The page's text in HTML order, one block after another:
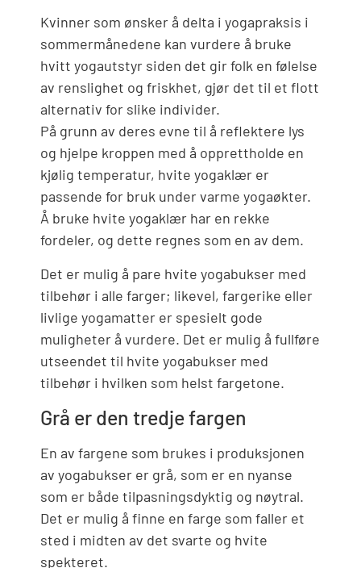
Kvinner som ønsker å delta i yogapraksis i
sommermånedene kan vurdere å bruke
hvitt yogautstyr siden det gir folk en følelse
av renslighet og friskhet, gjør det til et flott
alternativ for slike individer.
På grunn av deres evne til å reflektere lys
og hjelpe kroppen med å opprettholde en
kjølig temperatur, hvite yogaklær er
passende for bruk under varme yogaøkter.
Å bruke hvite yogaklær har en rekke
fordeler, og dette regnes som en av dem.
Det er mulig å pare hvite yogabukser med
tilbehør i alle farger; likevel, fargerike eller
livlige yogamatter er spesielt gode
muligheter å vurdere. Det er mulig å fullføre
utseendet til hvite yogabukser med
tilbehør i hvilken som helst fargetone.
Grå er den tredje fargen
En av fargene som brukes i produksjonen
av yogabukser er grå, som er en nyanse
som er både tilpasningsdyktig og nøytral.
Det er mulig å finne en farge som faller et
sted i midten av det svarte og hvite
spekteret.